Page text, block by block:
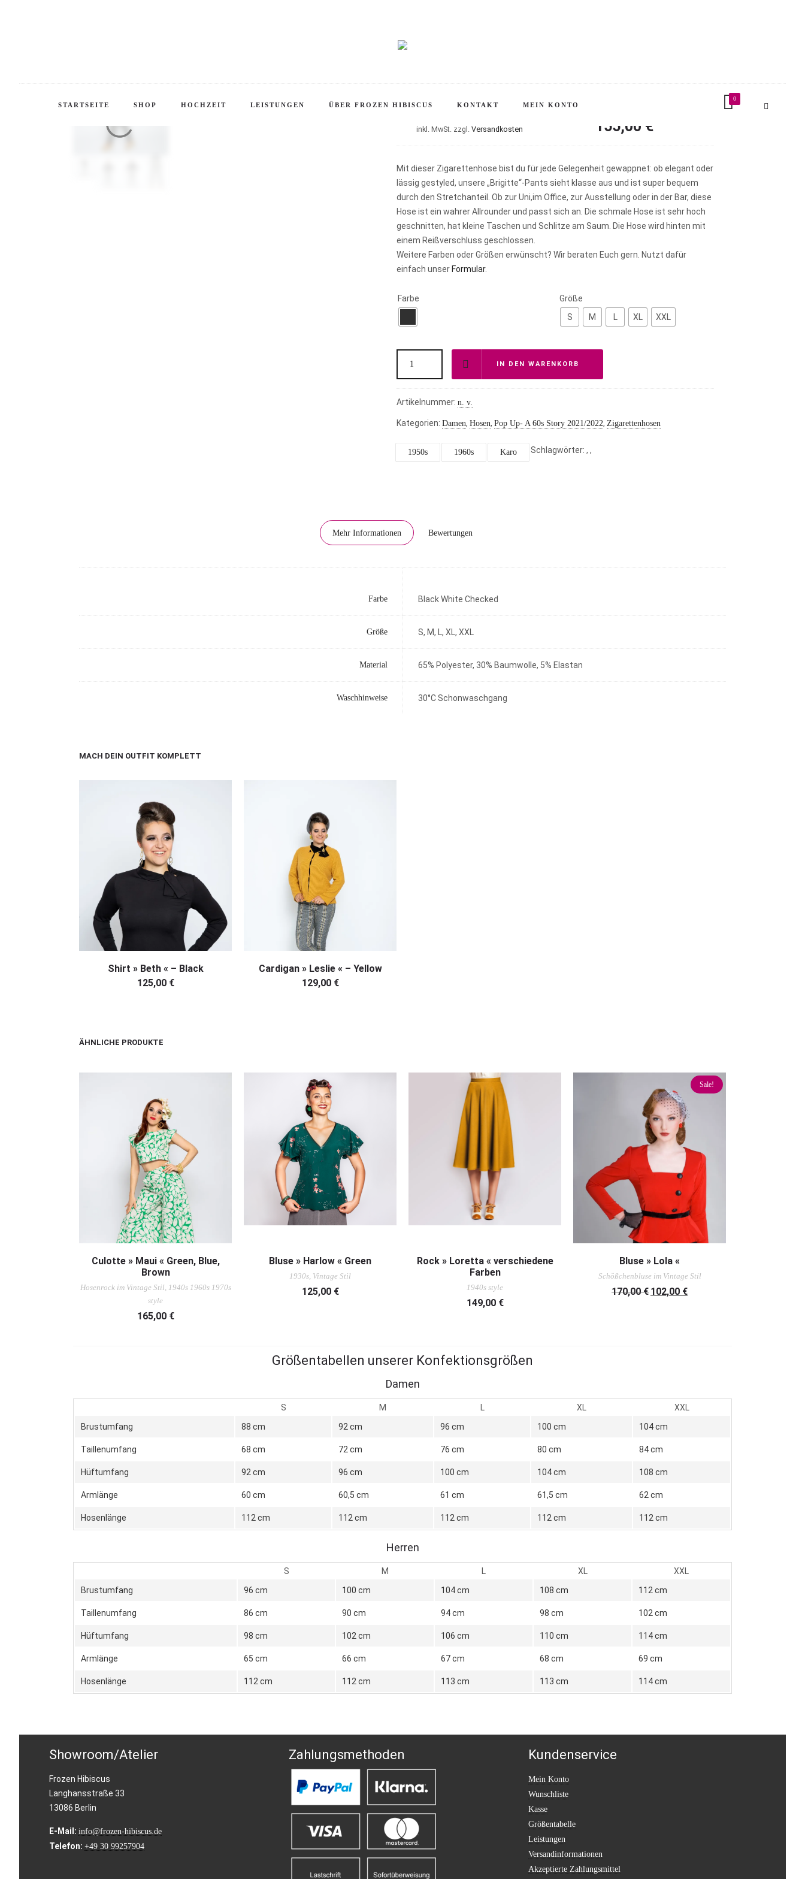
0
STARTSEITE SHOP HOCHZEIT LEISTUNGEN ÜBER FROZEN HIBISCUS KONTAKT MEIN KONTO
inkl. MwSt. zzgl. Versandkosten 155,00 €
Mit dieser Zigarettenhose bist du für jede Gelegenheit gewappnet: ob elegant oder
lässig gestyled, unsere „Brigitte“-Pants sieht klasse aus und ist super bequem
durch den Stretchanteil. Ob zur Uni,im Office, zur Ausstellung oder in der Bar, diese
Hose ist ein wahrer Allrounder und passt sich an. Die schmale Hose ist sehr hoch
geschnitten, hat kleine Taschen und Schlitze am Saum. Die Hose wird hinten mit
einem Reißverschluss geschlossen.
Weitere Farben oder Größen erwünscht? Wir beraten Euch gern. Nutzt dafür
einfach unser Formular.
Farbe
Größe
S
M L XL XXL
IN DEN WARENKORB
Artikelnummer: n. v.
Kategorien: Damen, Hosen, Pop Up- A 60s Story 2021/2022, Zigarettenhosen
Schlagwörter:
1950s ,
1960s ,
Karo
Mehr Informationen Bewertungen
Farbe Black White Checked
Größe S, M, L, XL, XXL
Material 65% Polyester, 30% Baumwolle, 5% Elastan
Waschhinweise 30°C Schonwaschgang
MACH DEIN OUTFIT KOMPLETT
IN DEN WARENKORB
Shirt » Beth « – Black
125,00 €
IN DEN WARENKORB
Cardigan » Leslie « – Yellow
129,00 €
ÄHNLICHE PRODUKTE
AUSFÜHRUNG WÄHLEN
Culotte » Maui « Green, Blue,
Brown
Hosenrock im Vintage Stil, 1940s 1960s 1970s
style
165,00 €
AUSFÜHRUNG WÄHLEN
Bluse » Harlow « Green
1930s, Vintage Stil
125,00 €
AUSFÜHRUNG WÄHLEN
Rock » Loretta « verschiedene
Farben
1940s style
149,00 €
Sale!
AUSFÜHRUNG WÄHLEN
Bluse » Lola «
Schößchenbluse im Vintage Stil
170,00€ 102,00 €
Größentabellen unserer Konfektionsgrößen
Damen
S M L XL
XXL
Brustumfang
88 cm 92 cm 96 cm 100 cm 104 cm
Taillenumfang 68 cm 72 cm 76 cm 80 cm 84 cm
Hüftumfang 92 cm 96 cm 100 cm 104 cm 108 cm
Armlänge 60 cm 60,5 cm 61 cm 61,5 cm 62 cm
Hosenlänge 112 cm 112 cm 112 cm 112 cm 112 cm
Herren
S M L XL
XXL
Brustumfang
96 cm 100 cm 104 cm 108 cm 112 cm
Taillenumfang 86 cm 90 cm 94 cm 98 cm 102 cm
Hüftumfang 98 cm 102 cm 106 cm 110 cm 114 cm
Armlänge 65 cm 66 cm 67 cm 68 cm 69 cm
Hosenlänge 112 cm 112 cm 113 cm 113 cm 114 cm
Showroom/Atelier
Frozen Hibiscus
Langhansstraße 33
13086 Berlin
E-Mail: info@frozen-hibiscus.de
Telefon: +49 30 99257904
Zahlungsmethoden Kundenservice
Mein Konto
Wunschliste
Kasse
Größentabelle
Leistungen
Versandinformationen
Akzeptierte Zahlungsmittel